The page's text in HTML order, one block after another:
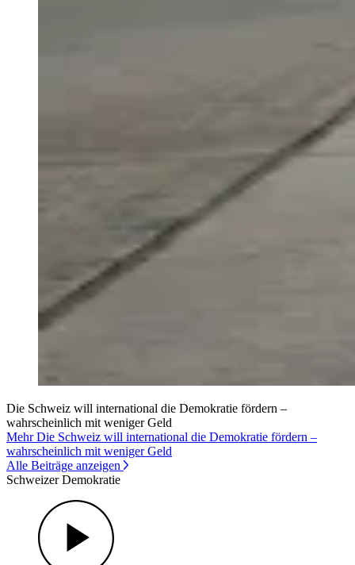
Die Schweiz will international die Demokratie fördern –
wahrscheinlich mit weniger Geld
Mehr Die Schweiz will international die Demokratie fördern –
wahrscheinlich mit weniger Geld
Alle Beiträge anzeigen
Schweizer Demokratie